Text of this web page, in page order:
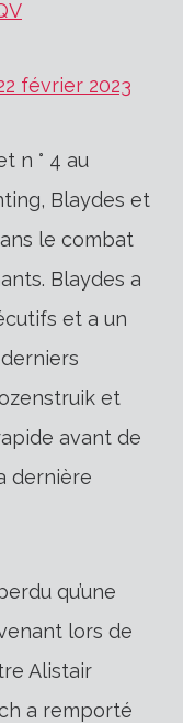
février 2023
n ° 4 au
Blaydes et
le combat
Blaydes a
et a un
et
avant de
dernière
qu’une
lors de
Alistair
a remporté